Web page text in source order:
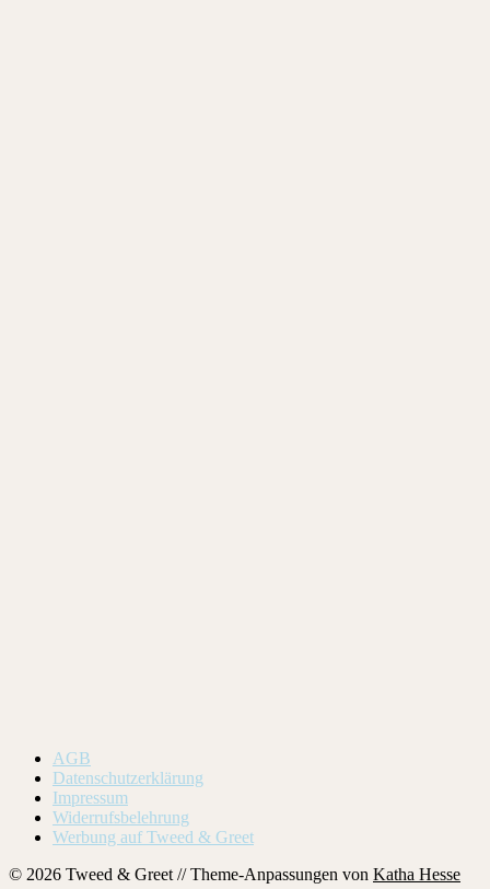
AGB
Datenschutzerklärung
Impressum
Widerrufsbelehrung
Werbung auf Tweed & Greet
© 2026 Tweed & Greet // Theme-Anpassungen von Katha Hesse